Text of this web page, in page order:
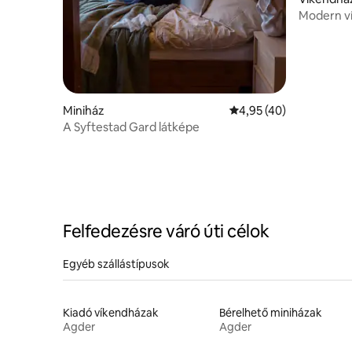
Miniház Átlagos értékelés: 5/
4,95 (40)
A Syftestad Gard látképe
Modern
Felfedezésre váró úti célok
Egyéb szállástípusok
Kiadó víkendházak
Agder
Bérelhető miniházak
Agder